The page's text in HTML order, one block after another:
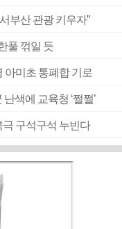
부산 관광 키우자”
풀 꺾일 듯
미초 통폐합 기로
색에 교육청 ‘쩔쩔’
구석구석 누빈다